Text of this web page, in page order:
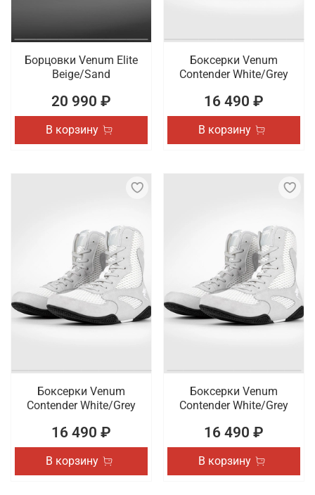
Борцовки Venum Elite
Beige/Sand
20 990 ₽
В корзину
Боксерки Venum
Contender White/Grey
16 490 ₽
В корзину
Боксерки Venum
Contender White/Grey
16 490 ₽
В корзину
Боксерки Venum
Contender White/Grey
16 490 ₽
В корзину